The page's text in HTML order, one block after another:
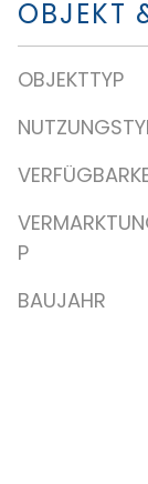
OBJEKT
OBJEKTTYP
P
BAUJAHR